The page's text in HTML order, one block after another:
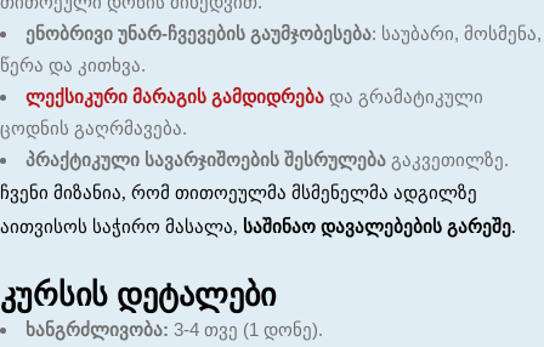
ენობრივი უნარ-ჩვევების გაუმჯობესება: საუბარი, მოსმენა,
წერა და კითხვა.
ლექსიკური მარაგის გამდიდრება და გრამატიკული
ცოდნის გაღრმავება.
პრაქტიკული სავარჯიშოების შესრულება გაკვეთილზე.
ჩვენი მიზანია, რომ თითოეულმა მსმენელმა ადგილზე
აითვისოს საჭირო მასალა, საშინაო დავალებების გარეშე.
კურსის დეტალები
ხანგრძლივობა: 3-4 თვე (1 დონე).